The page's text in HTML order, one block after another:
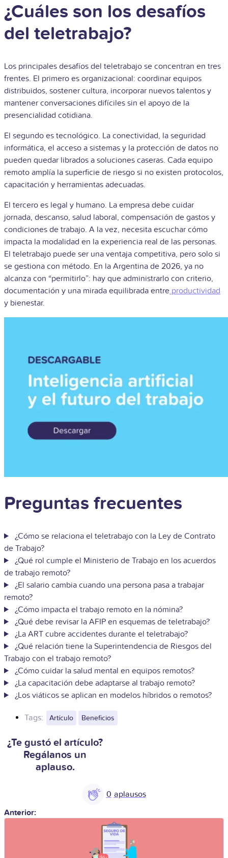
¿Cuáles son los desafíos
del teletrabajo?
Los principales desafíos del teletrabajo se concentran en tres
frentes. El primero es organizacional: coordinar equipos
distribuidos, sostener cultura, incorporar nuevos talentos y
mantener conversaciones difíciles sin el apoyo de la
presencialidad cotidiana.
El segundo es tecnológico. La conectividad, la seguridad
informática, el acceso a sistemas y la protección de datos no
pueden quedar librados a soluciones caseras. Cada equipo
remoto amplía la superficie de riesgo si no existen protocolos,
capacitación y herramientas adecuadas.
El tercero es legal y humano. La empresa debe cuidar
jornada, descanso, salud laboral, compensación de gastos y
condiciones de trabajo. A la vez, necesita escuchar cómo
impacta la modalidad en la experiencia real de las personas.
El teletrabajo puede ser una ventaja competitiva, pero solo si
se gestiona con método. En la Argentina de 2026, ya no
alcanza con “permitirlo”: hay que administrarlo con criterio,
documentación y una mirada equilibrada entre productividad
y bienestar.
Preguntas frecuentes
¿Cómo se relaciona el teletrabajo con la Ley de Contrato
de Trabajo?
¿Qué rol cumple el Ministerio de Trabajo en los acuerdos
de trabajo remoto?
¿El salario cambia cuando una persona pasa a trabajar
remoto?
¿Cómo impacta el trabajo remoto en la nómina?
¿Qué debe revisar la AFIP en esquemas de teletrabajo?
¿La ART cubre accidentes durante el teletrabajo?
¿Qué relación tiene la Superintendencia de Riesgos del
Trabajo con el trabajo remoto?
¿Cómo cuidar la salud mental en equipos remotos?
¿La capacitación debe adaptarse al trabajo remoto?
¿Los viáticos se aplican en modelos híbridos o remotos?
Tags: Artículo Beneficios
¿Te gustó el artículo?
Regálanos un
aplauso.
0
Anterior: